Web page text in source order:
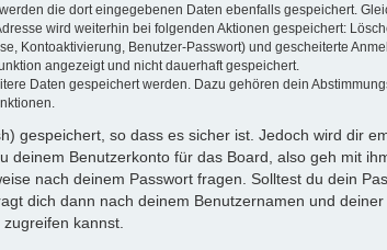
die dort eingegebenen Daten ebenfalls gespeichert.
wird weiterhin bei folgenden Aktionen gespeichert:
Kontoaktivierung, Benutzer-Passwort) und gescheiterte
angezeigt und nicht dauerhaft gespeichert.
Daten gespeichert werden. Dazu gehören dein
gespeichert, so dass es sicher ist. Jedoch wird dir
deinem Benutzerkonto für das Board, also geh mit
nach deinem Passwort fragen. Solltest du dein
dich dann nach deinem Benutzernamen und
kannst.